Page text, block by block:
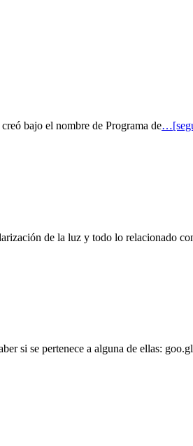
bajo el nombre de Programa de
de la luz y todo lo relacionado
si se pertenece a alguna de ellas: